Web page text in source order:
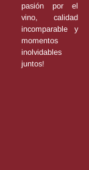
pasión por el
vino, calidad
incomparable y
momentos
inolvidables
juntos!